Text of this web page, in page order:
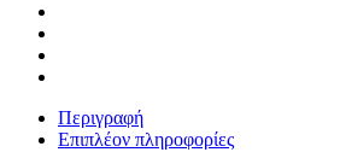
Περιγραφή
Επιπλέον πληροφορίες